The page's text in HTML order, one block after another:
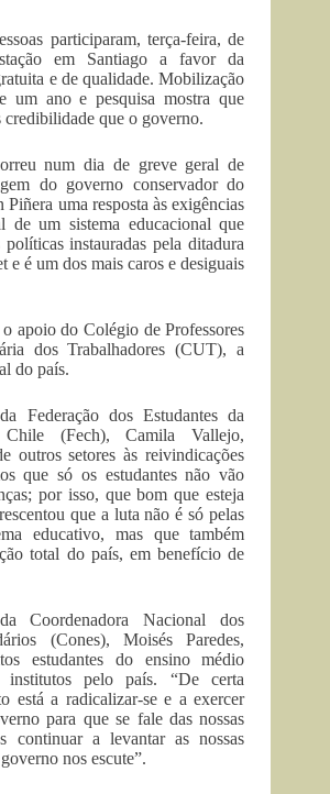
participaram, terça-feira, de
em Santiago a favor da
e de qualidade. Mobilização
um ano e pesquisa mostra que
credibilidade que o governo.
num dia de greve geral de
do governo conservador do
Piñera uma resposta às exigências
de um sistema educacional que
instauradas pela ditadura
e é um dos mais caros e desiguais
apoio do Colégio de Professores
dos Trabalhadores (CUT), a
do país.
Federação dos Estudantes da
(Fech), Camila Vallejo,
outros setores às reivindicações
que só os estudantes não vão
por isso, que bom que esteja
que a luta não é só pelas
educativo, mas que também
total do país, em benefício de
Coordenadora Nacional dos
(Cones), Moisés Paredes,
estudantes do ensino médio
institutos pelo país. “De certa
está a radicalizar-se e a exercer
para que se fale das nossas
continuar a levantar as nossas
nos escute”.